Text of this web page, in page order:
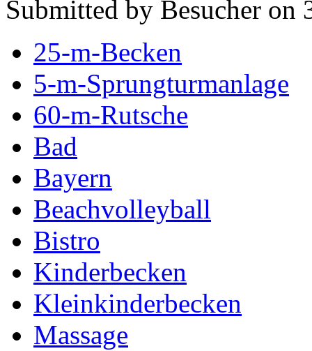
Submitted by Besucher on
25-m-Becken
5-m-Sprungturmanlage
60-m-Rutsche
Bad
Bayern
Beachvolleyball
Bistro
Kinderbecken
Kleinkinderbecken
Massage